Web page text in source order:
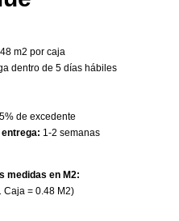
m2 por caja
dentro de 5 días hábiles
de excedente
1-2 semanas
medidas en M2:
Caja = 0.48 M2)